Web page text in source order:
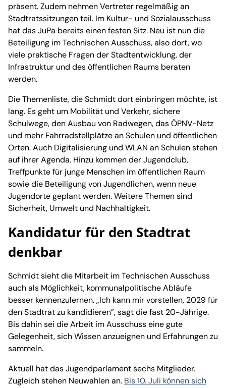
präsent. Zudem nehmen Vertreter regelmäßig an
Stadtratssitzungen teil. Im Kultur- und Sozialausschuss
hat das JuPa bereits einen festen Sitz. Neu ist nun die
Beteiligung im Technischen Ausschuss, also dort, wo
viele praktische Fragen der Stadtentwicklung, der
Infrastruktur und des öffentlichen Raums beraten
werden.
Die Themenliste, die Schmidt dort einbringen möchte, ist
lang. Es geht um Mobilität und Verkehr, sichere
Schulwege, den Ausbau von Radwegen, das ÖPNV-Netz
und mehr Fahrradstellplätze an Schulen und öffentlichen
Orten. Auch Digitalisierung und WLAN an Schulen stehen
auf ihrer Agenda. Hinzu kommen der Jugendclub,
Treffpunkte für junge Menschen im öffentlichen Raum
sowie die Beteiligung von Jugendlichen, wenn neue
Jugendorte geplant werden. Weitere Themen sind
Sicherheit, Umwelt und Nachhaltigkeit.
Kandidatur für den Stadtrat
denkbar
Schmidt sieht die Mitarbeit im Technischen Ausschuss
auch als Möglichkeit, kommunalpolitische Abläufe
besser kennenzulernen. „Ich kann mir vorstellen, 2029 für
den Stadtrat zu kandidieren”, sagt die fast 20-Jährige.
Bis dahin sei die Arbeit im Ausschuss eine gute
Gelegenheit, sich Wissen anzueignen und Erfahrungen zu
sammeln.
Aktuell hat das Jugendparlament sechs Mitglieder.
Zugleich stehen Neuwahlen an. Bis 10. Juli können sich